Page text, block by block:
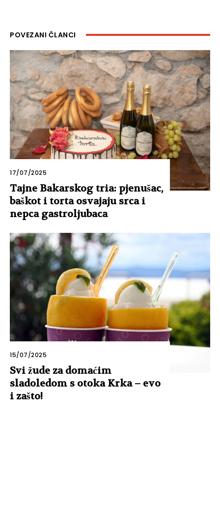
POVEZANI ČLANCI
17/07/2025
Tajne Bakarskog tria: pjenušac,
baškot i torta osvajaju srca i
nepca gastroljubaca
15/07/2025
Svi žude za domaćim
sladoledom s otoka Krka – evo
i zašto!